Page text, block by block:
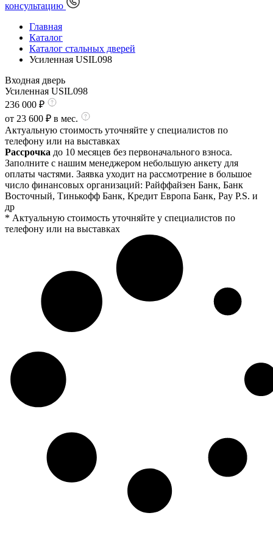
консультацию
Главная
Каталог
Каталог стальных дверей
Усиленная USIL098
Входная дверь
Усиленная USIL098
236 000 ₽
от 23 600 ₽ в мес.
Актуальную стоимость уточняйте у специалистов по
телефону или на выставках
Рассрочка до 10 месяцев без первоначального взноса.
Заполните с нашим менеджером небольшую анкету для
оплаты частями. Заявка уходит на рассмотрение в большое
число финансовых организаций: Райффайзен Банк, Банк
Восточный, Тинькофф Банк, Кредит Европа Банк, Pay P.S. и
др
* Актуальную стоимость уточняйте у специалистов по
телефону или на выставках